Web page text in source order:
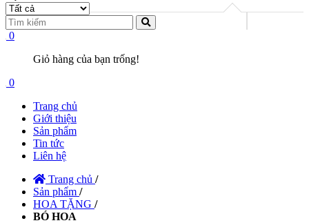
0
Giỏ hàng của bạn trống!
0
Trang chủ
Giới thiệu
Sản phẩm
Tin tức
Liên hệ
Trang chủ /
Sản phẩm /
HOA TẶNG /
BÓ HOA